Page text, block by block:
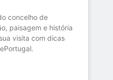
concelho de
paisagem e história
visita com dicas